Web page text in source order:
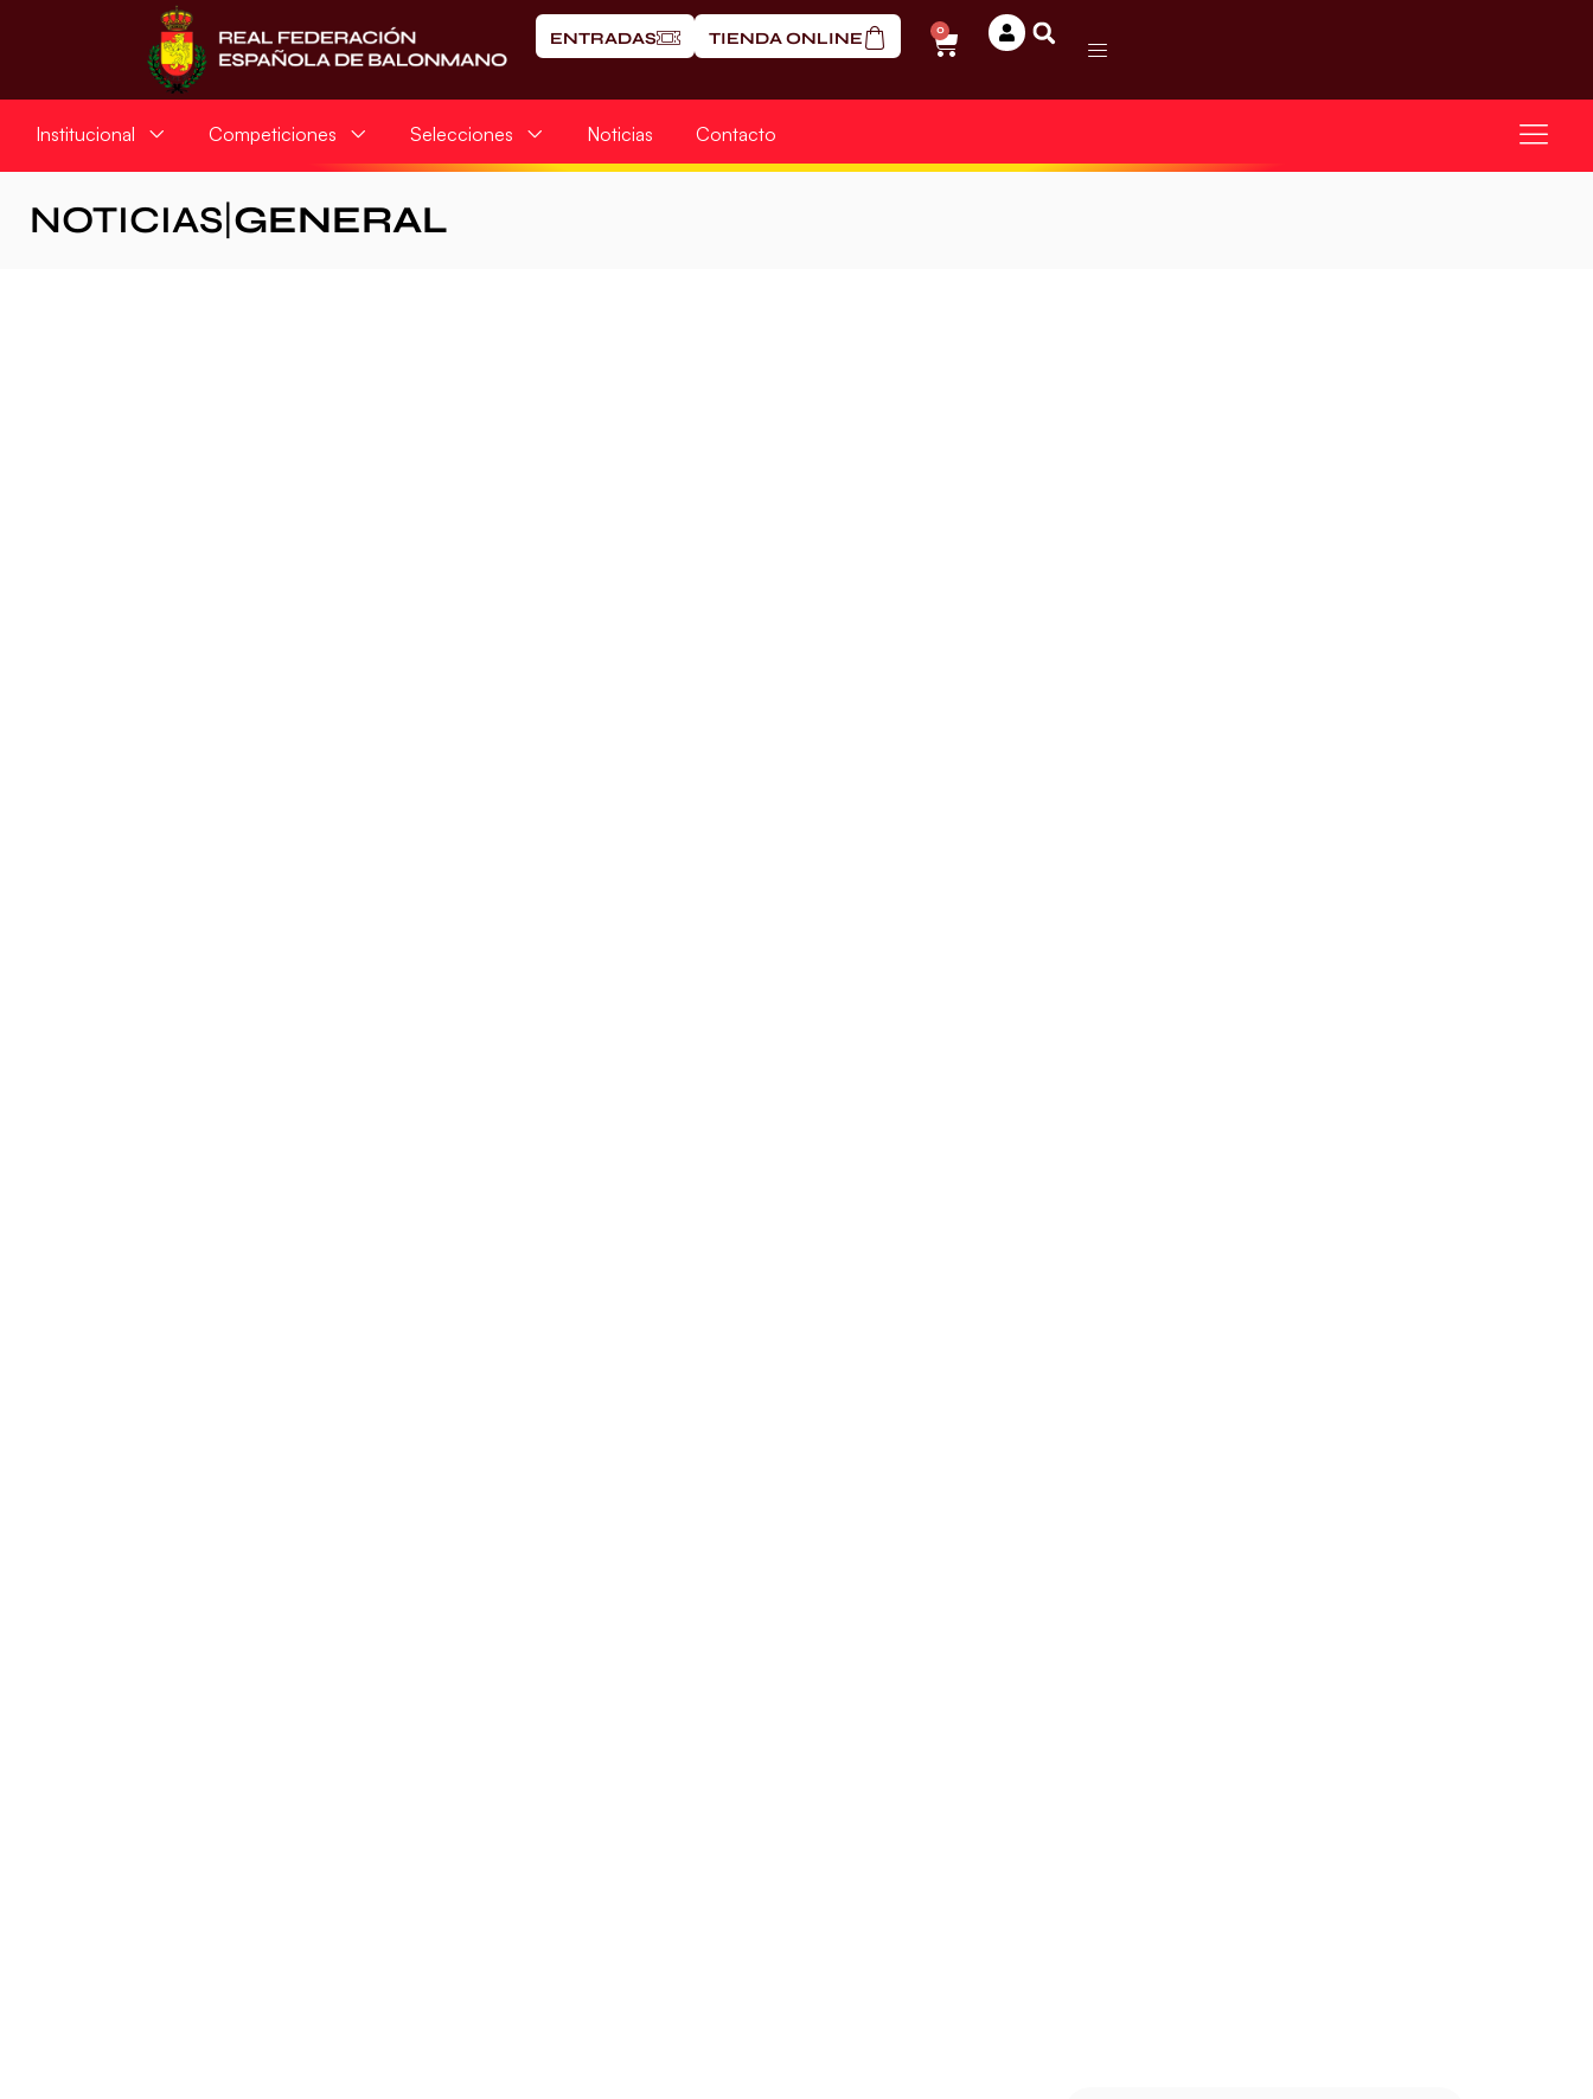
ENTRADAS TIENDA ONLINE 0
Institucional Competiciones Selecciones Noticias Contacto
NOTICIAS GENERAL